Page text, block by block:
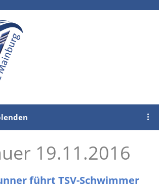
19.11.2016
führt TSV-Schwimmer